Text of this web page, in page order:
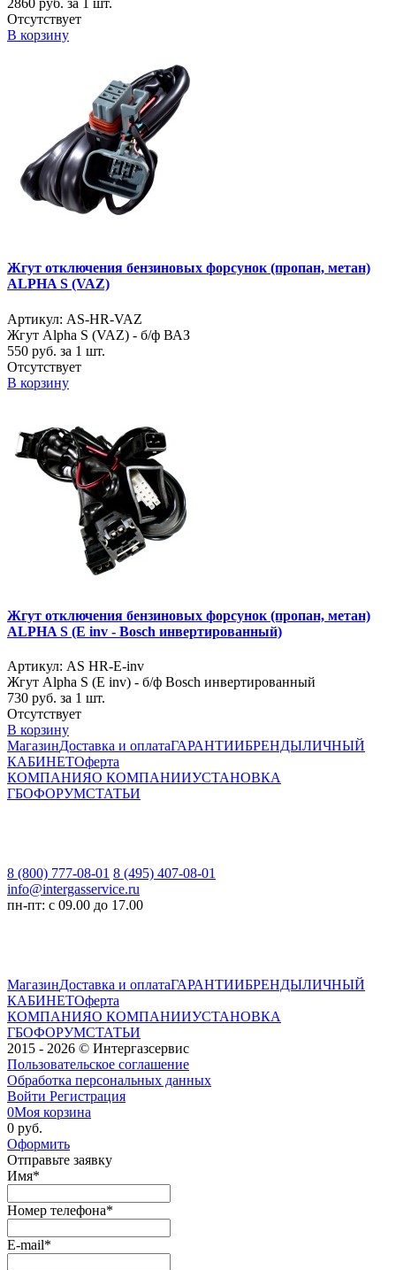
2860 руб. за 1 шт.
Отсутствует
В корзину
Жгут отключения бензиновых форсунок (пропан, метан)
ALPHA S (VAZ)
Артикул: AS-HR-VAZ
Жгут Alpha S (VAZ) - б/ф ВАЗ
550 руб. за 1 шт.
Отсутствует
В корзину
Жгут отключения бензиновых форсунок (пропан, метан)
ALPHA S (E inv - Bosch инвертированный)
Артикул: AS HR-E-inv
Жгут Alpha S (E inv) - б/ф Bosch инвертированный
730 руб. за 1 шт.
Отсутствует
В корзину
МагазинДоставка и оплатаГАРАНТИИБРЕНДЫЛИЧНЫЙ
КАБИНЕТОферта
КОМПАНИЯО КОМПАНИИУСТАНОВКА
ГБОФОРУМСТАТЬИ
8 (800) 777-08-01 8 (495) 407-08-01
info@intergasservice.ru
пн-пт: с 09.00 до 17.00
МагазинДоставка и оплатаГАРАНТИИБРЕНДЫЛИЧНЫЙ
КАБИНЕТОферта
КОМПАНИЯО КОМПАНИИУСТАНОВКА
ГБОФОРУМСТАТЬИ
2015 - 2026 © Интергазсервис
Пользовательское соглашение
Обработка персональных данных
Войти Регистрация
0Моя корзина
0 руб.
Оформить
Отправьте заявку
Имя*
Номер телефона*
E-mail*